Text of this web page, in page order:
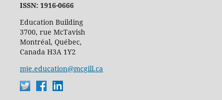
ISSN: 1916-0666
Education Building
3700, rue McTavish
Montréal, Québec,
Canada H3A 1Y2
mje.education@mcgill.ca